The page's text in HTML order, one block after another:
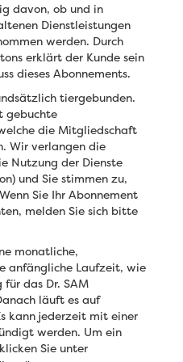
davon, ob und in
Dienstleistungen
werden. Durch
erklärt der Kunde sein
dieses Abonnements.
tiergebunden.
gebuchte
die Mitgliedschaft
Wir verlangen die
Nutzung der Dienste
und Sie stimmen zu,
Sie Ihr Abonnement
melden Sie sich bitte
monatliche,
anfängliche Laufzeit, wie
das Dr. SAM
läuft es auf
kann jederzeit mit einer
werden. Um ein
Sie unter